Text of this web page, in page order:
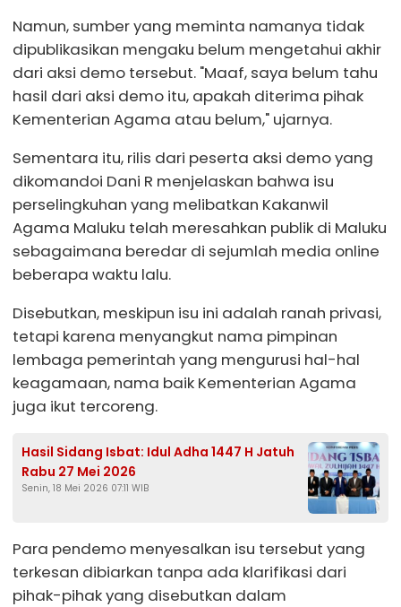
Namun, sumber yang meminta namanya tidak
dipublikasikan mengaku belum mengetahui akhir
dari aksi demo tersebut. "Maaf, saya belum tahu
hasil dari aksi demo itu, apakah diterima pihak
Kementerian Agama atau belum," ujarnya.
Sementara itu, rilis dari peserta aksi demo yang
dikomandoi Dani R menjelaskan bahwa isu
perselingkuhan yang melibatkan Kakanwil
Agama Maluku telah meresahkan publik di Maluku
sebagaimana beredar di sejumlah media online
beberapa waktu lalu.
Disebutkan, meskipun isu ini adalah ranah privasi,
tetapi karena menyangkut nama pimpinan
lembaga pemerintah yang mengurusi hal-hal
keagamaan, nama baik Kementerian Agama
juga ikut tercoreng.
Hasil Sidang Isbat: Idul Adha 1447 H Jatuh
Rabu 27 Mei 2026
Senin, 18 Mei 2026 07:11 WIB
Para pendemo menyesalkan isu tersebut yang
terkesan dibiarkan tanpa ada klarifikasi dari
pihak-pihak yang disebutkan dalam